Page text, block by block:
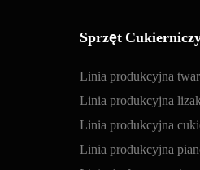
Sprzęt
Linia produkcyjna
Linia produkcyjna
Linia produkcyjna
Linia produkcyjna